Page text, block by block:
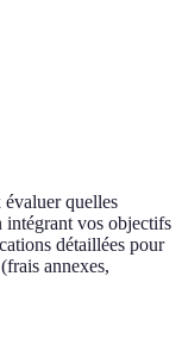
quelles
intégrant vos objectifs
détaillées pour
annexes,